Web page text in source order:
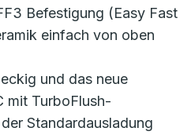
Befestigung (Easy Fast
einfach von oben
und das neue
mit TurboFlush-
Standardausladung